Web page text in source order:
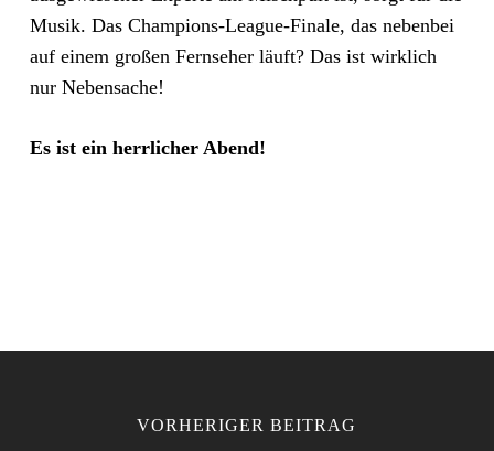
Musik. Das Champions-League-Finale, das nebenbei
auf einem großen Fernseher läuft? Das ist wirklich
nur Nebensache!
Es ist ein herrlicher Abend!
VORHERIGER BEITRAG